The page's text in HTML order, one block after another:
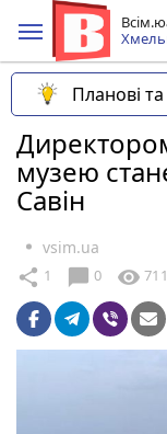
Планові
музею
Савін
vsim.ua
share 1 chat_bubble 0 visibility 711